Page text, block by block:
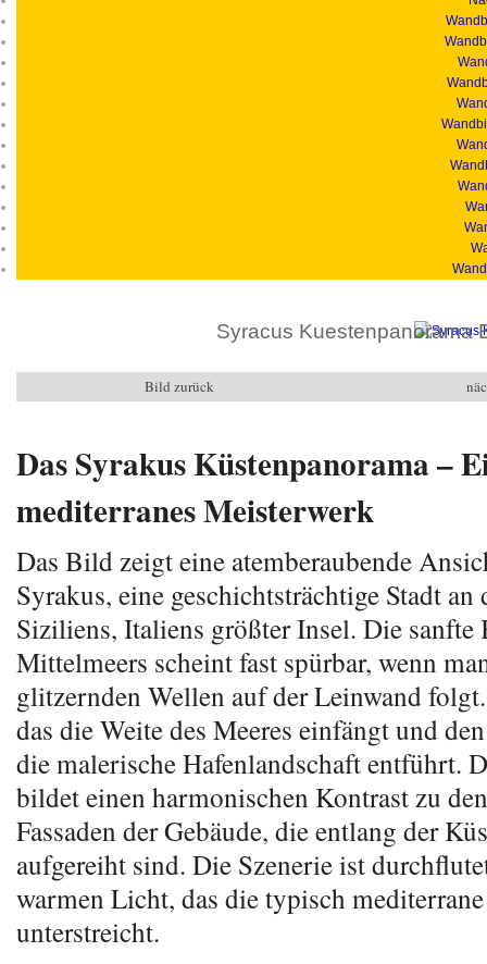
Syracus Kuestenpanorama
Bild zurück
Das Syrakus Küstenpanorama –
mediterranes Meisterwerk
Das Bild zeigt eine atemberaubende
Syrakus, eine geschichtsträchtige Stadt an
Siziliens, Italiens größter Insel. Die sanfte
Mittelmeers scheint fast spürbar, wenn
glitzernden Wellen auf der Leinwand
das die Weite des Meeres einfängt und
die malerische Hafenlandschaft entführt.
bildet einen harmonischen Kontrast zu
Fassaden der Gebäude, die entlang der
aufgereiht sind. Die Szenerie ist
warmen Licht, das die typisch
unterstreicht.